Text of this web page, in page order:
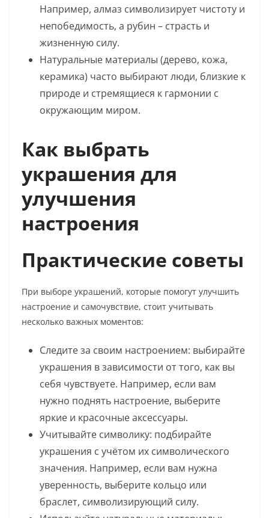
Например, алмаз символизирует чистоту и
непобедимость, а рубин – страсть и
жизненную силу.
Натуральные материалы (дерево, кожа,
керамика) часто выбирают люди, близкие к
природе и стремящиеся к гармонии с
окружающим миром.
Как выбрать
украшения для
улучшения
настроения
Практические советы
При выборе украшений, которые помогут улучшить
настроение и самочувствие, стоит учитывать
несколько важных моментов:
Следите за своим настроением: выбирайте
украшения в зависимости от того, как вы
себя чувствуете. Например, если вам
нужно поднять настроение, выберите
яркие и красочные аксессуары.
Учитывайте символику: подбирайте
украшения с учётом их символического
значения. Например, если вам нужна
уверенность, выберите кольцо или
браслет, символизирующий силу.